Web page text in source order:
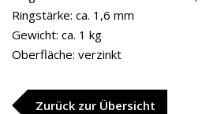
Ringstärke: ca. 1,6 mm
Gewicht: ca. 1 kg
Oberfläche: verzinkt
Zurück zur Übersicht